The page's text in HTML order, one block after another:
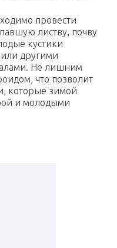
провести
листву, почву
кустики
другими
Не лишним
что позволит
которые зимой
и молодыми